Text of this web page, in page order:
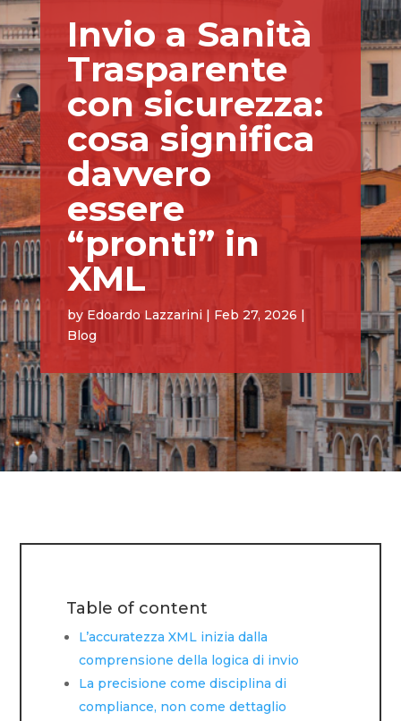
Invio a Sanità
Trasparente
con sicurezza:
cosa significa
davvero
essere
“pronti” in
XML
by Edoardo Lazzarini| Feb 27, 2026 |
Blog
Table of content
L’accuratezza XML inizia dalla
comprensione della logica di invio
La precisione come disciplina di
compliance, non come dettaglio